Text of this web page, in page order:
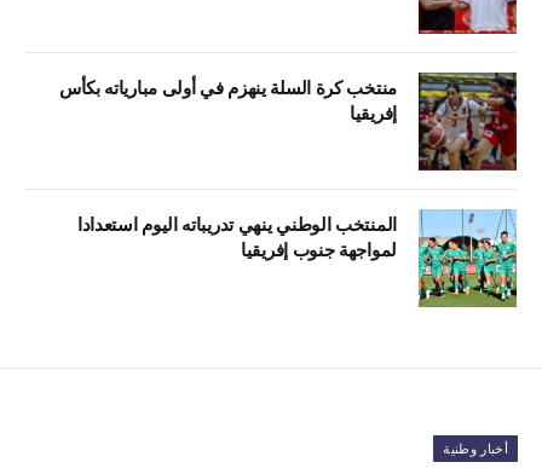
منتخب كرة السلة ينهزم في أولى مبارياته بكأس
إفريقيا
المنتخب الوطني ينهي تدريباته اليوم استعدادا
لمواجهة جنوب إفريقيا
أخبار وطنية